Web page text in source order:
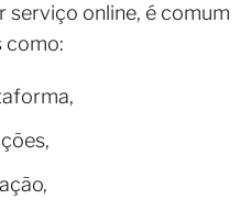
serviço online, é comum
como: